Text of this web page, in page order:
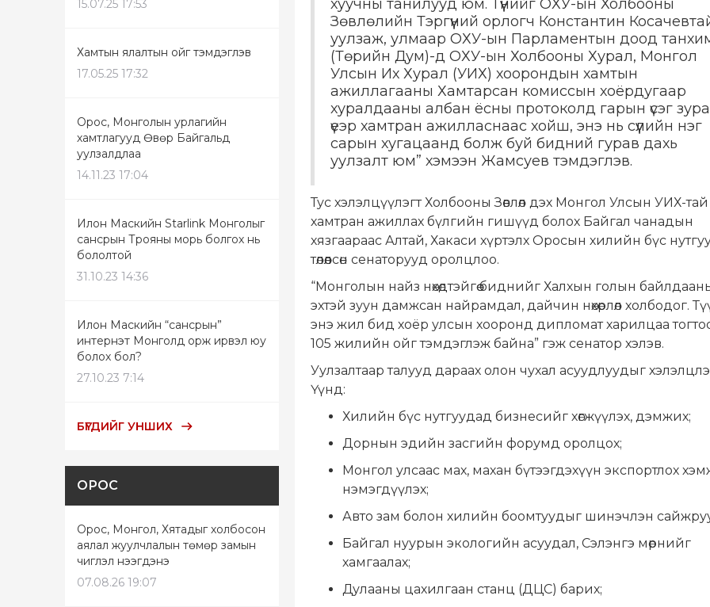
15.07.25 17:53
Хамтын ялалтын ойг тэмдэглэв
17.05.25 17:32
Орос, Монголын урлагийн
хамтлагууд Өвөр Байгальд
уулзалдлаа
14.11.23 17:04
Илон Маскийн Starlink Монголыг
сансрын Трояны морь болгох нь
бололтой
31.10.23 14:36
Илон Маскийн “сансрын”
интернэт Монголд орж ирвэл юу
болох бол?
27.10.23 7:14
БҮГДИЙГ УНШИХ
ОРОС
Орос, Монгол, Хятадыг холбосон
аялал жуулчлалын төмөр замын
чиглэл нээгдэнэ
07.08.26 19:07
хуучны танилууд юм. Түүнийг ОХУ-ын Холбооны
Зөвлөлийн Тэргүүний орлогч Константин
уулзаж, улмаар ОХУ-ын Парламентын доод
(Төрийн Дум)-д ОХУ-ын Холбооны Хурал, Монгол
Улсын Их Хурал (УИХ) хоорондын хамтын
ажиллагааны Хамтарсан комиссын хоёрдугаар
хуралдааны албан ёсны протоколд гарын үсэг
үеэр хамтран ажилласнаас хойш, энэ нь сүүлийн нэг
сарын хугацаанд болж буй бидний гурав дахь
уулзалт юм” хэмээн Жамсуев тэмдэглэв.
Тус хэлэлцүүлэгт Холбооны Зөвлөл дэх Монгол Улсын УИХ-тай
хамтран ажиллах бүлгийн гишүүд болох Байгал чанадын
хязгаараас Алтай, Хакаси хүртэлх Оросын хилийн бүс
төлөөлсөн сенаторууд оролцлоо.
“Монголын найз нөхөдтэйгөө биднийг Халхын голын
эхтэй зуун дамжсан найрамдал, дайчин нөхөрлөл холбодог.
энэ жил бид хоёр улсын хооронд дипломат харилцаа
105 жилийн ойг тэмдэглэж байна” гэж сенатор хэлэв.
Уулзалтаар талууд дараах олон чухал асуудлуудыг
Үүнд:
Хилийн бүс нутгуудад бизнесийг хөгжүүлэх, дэмжих;
Дорнын эдийн засгийн форумд оролцох;
Монгол улсаас мах, махан бүтээгдэхүүн экспортлох
нэмэгдүүлэх;
Авто зам болон хилийн боомтуудыг шинэчлэн
Байгал нуурын экологийн асуудал, Сэлэнгэ мөрнийг
хамгаалах;
Дулааны цахилгаан станц (ДЦС) барих;